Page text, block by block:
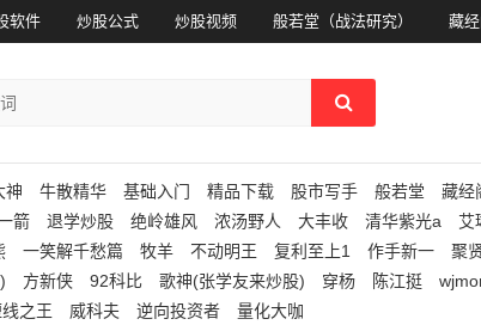
软件 炒股公式 炒股视频 般若堂（战法研究） 藏经
神 牛散精华 基础入门 精品下载 股市写手 般若堂 藏经
箭 退学炒股 绝岭雄风 浓汤野人 大丰收 清华紫光a 艾
一笑解千愁篇 牧羊 不动明王 复利至上1 作手新一 聚
方新侠 92科比 歌神(张学友来炒股) 穿杨 陈江挺
之王 威科夫 逆向投资者
量化大咖